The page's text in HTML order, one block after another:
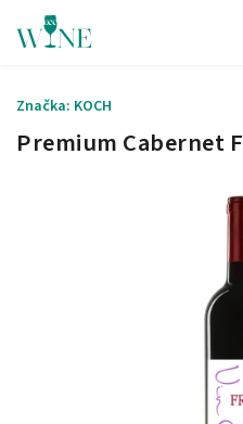
Premium Cabernet
Značka: KOCH